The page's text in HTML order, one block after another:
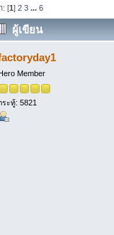
: [1]2 3 ...6
ผู้เขียน
Hero Member
ระทู้: 5821